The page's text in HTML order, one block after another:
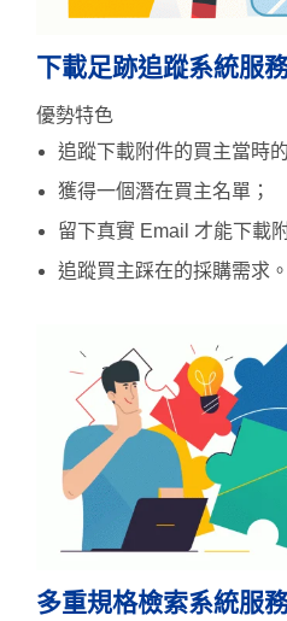
下載足跡追蹤系統服
優勢特色
追蹤下載附件的買主當時
獲得一個潛在買主名單；
留下真實 Email 才能下載
追蹤買主踩在的採購需求。
多重規格檢索系統服